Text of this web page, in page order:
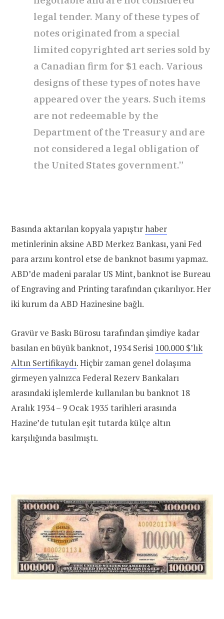
legal tender. Many of these types of
notes originated from a special
limited copyrighted art series sold by
a Canadian firm for $1 each. Various
designs of these types of notes have
appeared over the years. Such items
are not redeemable by the
Department of the Treasury and are
not considered a legal obligation of
the United States government.”
Basında aktarılan kopyala yapıştırhaber
metinlerinin aksine ABD Merkez Bankası, yani Fed
para arzını kontrol etse de banknot basımı yapmaz.
ABD’de madeni paralar US Mint, banknot ise Bureau
of Engraving and Printing tarafından çıkarılıyor. Her
iki kurum da ABD Hazinesine bağlı.
Gravür ve Baskı Bürosu tarafından şimdiye kadar
basılan en büyük banknot, 1934 Serisi 100.000 $’lık
Altın Sertifikaydı. Hiçbir zaman genel dolaşıma
girmeyen yalnızca Federal Rezerv Bankaları
arasındaki işlemlerde kullanılan bu banknot 18
Aralık 1934 – 9 Ocak 1935 tarihleri arasında
Hazine’de tutulan eşit tutarda külçe altın
karşılığında basılmıştı.